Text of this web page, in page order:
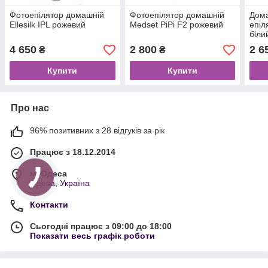
Фотоепілятор домашній
Ellesilk IPL рожевий
4 650 ₴
Купити
Фотоепілятор домашній
Medset PiPi F2 рожевий
2 800₴
Купити
2
Про нас
96% позитивних з 28 відгуків за рік
Працює з 18.12.2014
м. Одеса
Одеса, Україна
Контакти
Сьогодні працює з 09:00 до 18:00
Показати весь графік роботи